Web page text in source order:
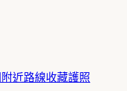
附近路線收藏護照